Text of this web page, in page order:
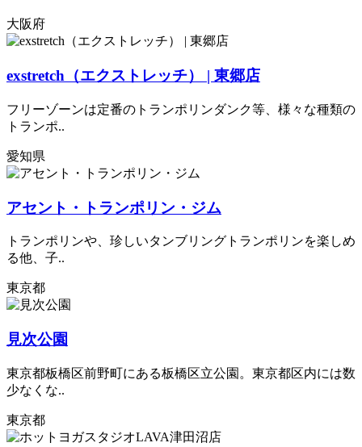
大阪府
exstretch（エクストレッチ） | 東郷店
フリーゾーンは定番のトランポリンダンク等、様々な種類の
トランポ..
愛知県
アセント・トランポリン・ジム
トランポリンや、珍しいタンブリングトランポリンを楽しめ
る他、子..
東京都
見次公園
東京都板橋区前野町にある板橋区立公園。東京都区内には数
少なくな..
東京都